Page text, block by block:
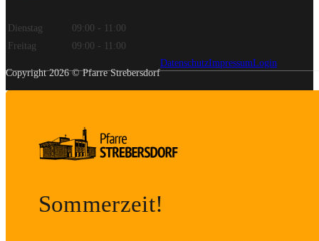
Dienstag
09:00 - 11:00
Freitag
09:00 - 11:00
Copyright 2026 © Pfarre Strebersdorf
DatenschutzImpressumLogin
Sommerzeit!